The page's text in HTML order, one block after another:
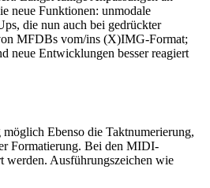
neue Funktionen: unmodale
die nun auch bei gedrückter
MFDBs vom/ins (X)IMG-Format;
neue Entwicklungen besser reagiert
Ebenso die Taktnumerierung,
Formatierung. Bei den MIDI-
Ausführungszeichen wie